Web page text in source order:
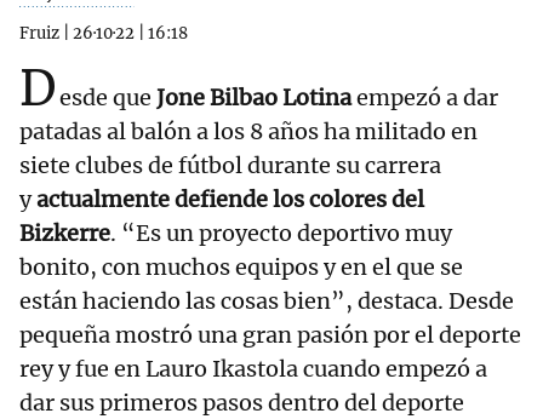
Fruiz
26·10·22 16:18
Desde que Jone Bilbao Lotinaempezó a dar
patadas al balón a los 8 años ha militado en
siete clubes de fútbol durante su carrera
yactualmente defiende los colores del
Bizkerre. “Es un proyecto deportivo muy
bonito, con muchos equipos y en el que se
están haciendo las cosas bien”, destaca. Desde
pequeña mostró una gran pasión por el deporte
rey y fue en Lauro Ikastola cuando empezó a
dar sus primeros pasos dentro del deporte